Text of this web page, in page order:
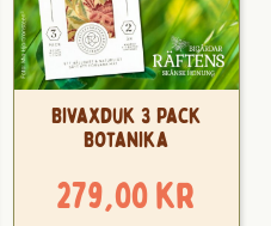
Bivaxduk 3 Pack
Botanika
279,00kr